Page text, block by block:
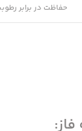
حفاظت در برابر